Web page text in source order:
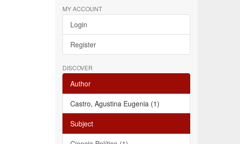
MY ACCOUNT
Login
Register
DISCOVER
Author
Castro, Agustina Eugenia (1)
Subject